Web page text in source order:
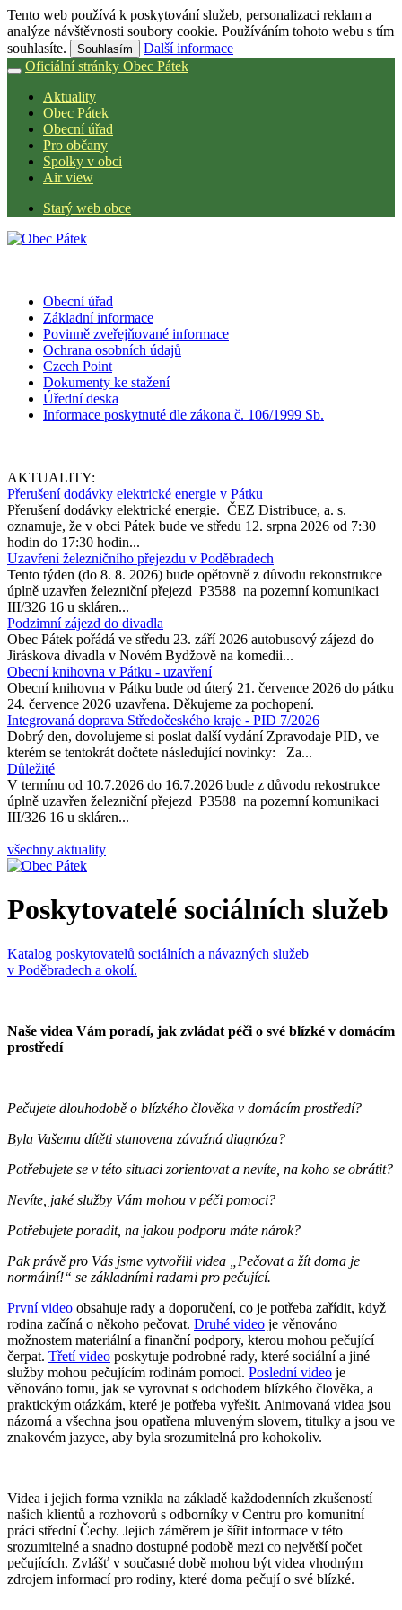
Tento web používá k poskytování služeb, personalizaci reklam a
analýze návštěvnosti soubory cookie. Používáním tohoto webu s tím
souhlasíte.
Souhlasím
Další informace
Oficiální stránky Obec Pátek
Aktuality
Obec Pátek
Obecní úřad
Pro občany
Spolky v obci
Air view
Starý web obce
Obecní úřad
Základní informace
Povinně zveřejňované informace
Ochrana osobních údajů
Czech Point
Dokumenty ke stažení
Úřední deska
Informace poskytnuté dle zákona č. 106/1999 Sb.
AKTUALITY:
Přerušení dodávky elektrické energie v Pátku
Přerušení dodávky elektrické energie. ČEZ Distribuce, a. s.
oznamuje, že v obci Pátek bude ve středu 12. srpna 2026 od 7:30
hodin do 17:30 hodin...
Uzavření železničního přejezdu v Poděbradech
Tento týden (do 8. 8. 2026) bude opětovně z důvodu rekonstrukce
úplně uzavřen železniční přejezd P3588 na pozemní komunikaci
III/326 16 u skláren...
Podzimní zájezd do divadla
Obec Pátek pořádá ve středu 23. září 2026 autobusový zájezd do
Jiráskova divadla v Novém Bydžově na komedii...
Obecní knihovna v Pátku - uzavření
Obecní knihovna v Pátku bude od úterý 21. července 2026 do pátku
24. července 2026 uzavřena. Děkujeme za pochopení.
Integrovaná doprava Středočeského kraje - PID 7/2026
Dobrý den, dovolujeme si poslat další vydání Zpravodaje PID, ve
kterém se tentokrát dočtete následující novinky: Za...
Důležité
V termínu od 10.7.2026 do 16.7.2026 bude z důvodu rekostrukce
úplně uzavřen železniční přejezd P3588 na pozemní komunikaci
III/326 16 u skláren...
všechny aktuality
Poskytovatelé sociálních služeb
Katalog poskytovatelů sociálních a návazných služeb
v Poděbradech a okolí.
Naše videa Vám poradí, jak zvládat péči o své blízké v domácím
prostředí
Pečujete dlouhodobě o blízkého člověka v domácím prostředí?
Byla Vašemu dítěti stanovena závažná diagnóza?
Potřebujete se v této situaci zorientovat a nevíte, na koho se obrátit?
Nevíte, jaké služby Vám mohou v péči pomoci?
Potřebujete poradit, na jakou podporu máte nárok?
Pak právě pro Vás jsme vytvořili videa „Pečovat a žít doma je
normální!“ se základními radami pro pečující.
První video obsahuje rady a doporučení, co je potřeba zařídit, když
rodina začíná o někoho pečovat. Druhé video je věnováno
možnostem materiální a finanční podpory, kterou mohou pečující
čerpat. Třetí video poskytuje podrobné rady, které sociální a jiné
služby mohou pečujícím rodinám pomoci. Poslední video je
věnováno tomu, jak se vyrovnat s odchodem blízkého člověka, a
praktickým otázkám, které je potřeba vyřešit. Animovaná videa jsou
názorná a všechna jsou opatřena mluveným slovem, titulky a jsou ve
znakovém jazyce, aby byla srozumitelná pro kohokoliv.
Videa i jejich forma vznikla na základě každodenních zkušeností
našich klientů a rozhovorů s odborníky v Centru pro komunitní
práci střední Čechy. Jejich záměrem je šířit informace v této
srozumitelné a snadno dostupné podobě mezi co největší počet
pečujících. Zvlášť v současné době mohou být videa vhodným
zdrojem informací pro rodiny, které doma pečují o své blízké.